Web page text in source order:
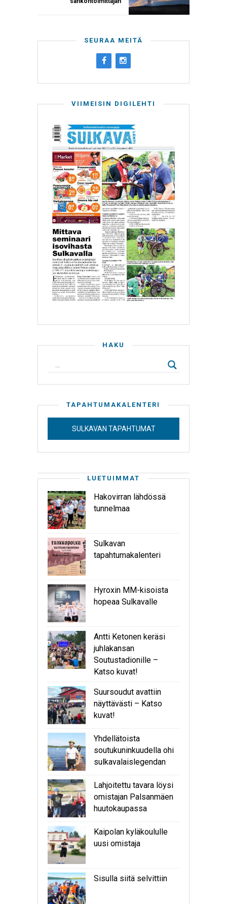
SEURAA MEITÄ
VIIMEISIN DIGILEHTI
HAKU
TAPAHTUMAKALENTERI
SULKAVAN TAPAHTUMAT
LUETUIMMAT
Hakovirran lähdössä
tunnelmaa
Sulkavan
tapahtumakalenteri
Hyroxin MM-kisoista
hopeaa Sulkavalle
Antti Ketonen keräsi
juhlakansan
Soutustadionille –
Katso kuvat!
Suursoudut avattiin
näyttävästi – Katso
kuvat!
Yhdellätoista
soutukuninkuudella ohi
sulkavalaislegendan
Lahjoitettu tavara löysi
omistajan Palsanmäen
huutokaupassa
Kaipolan kyläkoululle
uusi omistaja
Sisulla siitä selvittiin